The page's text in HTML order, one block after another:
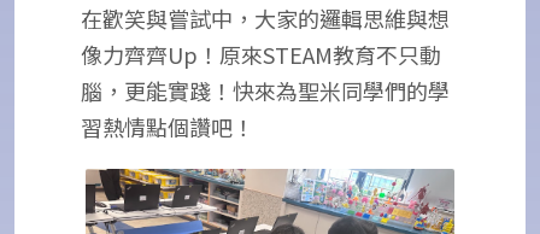
在歡笑與嘗試中，大家的邏輯思維與想
像力齊齊Up！原來STEAM教育不只動
腦，更能實踐！快來為聖米同學們的學
習熱情點個讚吧！